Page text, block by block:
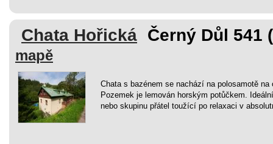
Chata Hořická Černý Důl 541
mapě
Chata s bazénem se nachází na polosamotě na
Pozemek je lemován horským potůčkem.
nebo skupinu přátel toužící po relaxaci v